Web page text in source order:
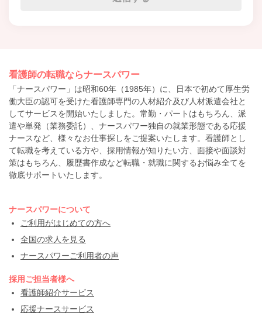
看護師の転職ならナースパワー
「ナースパワー」は昭和60年（1985年）に、日本で初めて厚生労
働大臣の認可を受けた看護師専門の人材紹介及び人材派遣会社と
してサービスを開始いたしました。常勤・パートはもちろん、派
遣や単発（業務委託）、ナースパワー独自の就業形態である応援
ナースなど、様々なお仕事探しをご提案いたします。看護師とし
て転職を考えている方や、採用情報が知りたい方、面接や面談対
策はもちろん、履歴書作成など転職・就職に関するお悩み全てを
徹底サポートいたします。
ナースパワーについて
ご利用がはじめての方へ
全国の求人を見る
ナースパワーご利用者の声
採用ご担当者様へ
看護師紹介サービス
応援ナースサービス